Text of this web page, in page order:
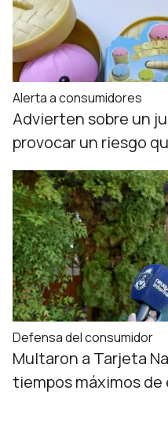
Alerta a consumidores
Advierten sobre un
provocar un riesgo
Defensa del consumidor
Multaron a Tarjeta
tiempos máximos de